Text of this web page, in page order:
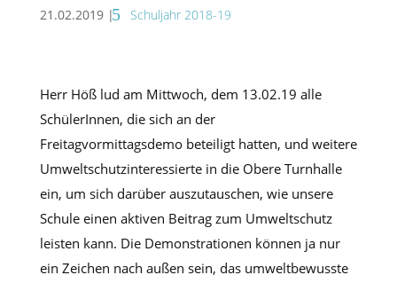
21.02.2019| Schuljahr 2018-19
Herr Höß lud am Mittwoch, dem 13.02.19 alle
SchülerInnen, die sich an der
Freitagvormittagsdemo beteiligt hatten, und weitere
Umweltschutzinteressierte in die Obere Turnhalle
ein, um sich darüber auszutauschen, wie unsere
Schule einen aktiven Beitrag zum Umweltschutz
leisten kann. Die Demonstrationen können ja nur
ein Zeichen nach außen sein, das umweltbewusste